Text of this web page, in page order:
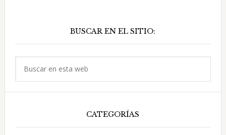
principal
BUSCAR EN EL SITIO:
CATEGORÍAS